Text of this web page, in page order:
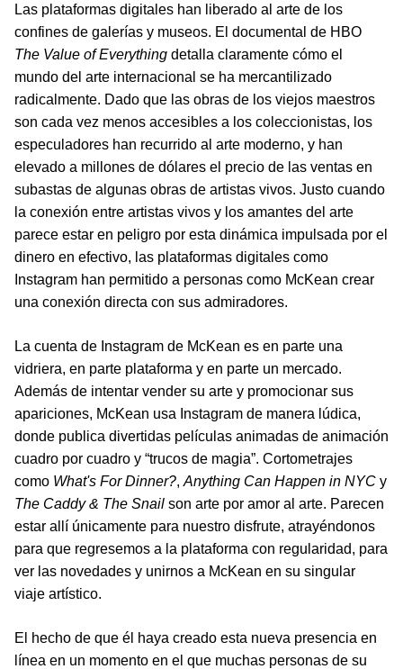
Las plataformas digitales han liberado al arte de los
confines de galerías y museos. El documental de HBO
The Value of Everything detalla claramente cómo el
mundo del arte internacional se ha mercantilizado
radicalmente. Dado que las obras de los viejos maestros
son cada vez menos accesibles a los coleccionistas, los
especuladores han recurrido al arte moderno, y han
elevado a millones de dólares el precio de las ventas en
subastas de algunas obras de artistas vivos. Justo cuando
la conexión entre artistas vivos y los amantes del arte
parece estar en peligro por esta dinámica impulsada por el
dinero en efectivo, las plataformas digitales como
Instagram han permitido a personas como McKean crear
una conexión directa con sus admiradores.
La cuenta de Instagram de McKean es en parte una
vidriera, en parte plataforma y en parte un mercado.
Además de intentar vender su arte y promocionar sus
apariciones, McKean usa Instagram de manera lúdica,
donde publica divertidas películas animadas de animación
cuadro por cuadro y “trucos de magia”. Cortometrajes
como What's For Dinner?, Anything Can Happen in NYC y
The Caddy & The Snail son arte por amor al arte. Parecen
estar allí únicamente para nuestro disfrute, atrayéndonos
para que regresemos a la plataforma con regularidad, para
ver las novedades y unirnos a McKean en su singular
viaje artístico.
El hecho de que él haya creado esta nueva presencia en
línea en un momento en el que muchas personas de su